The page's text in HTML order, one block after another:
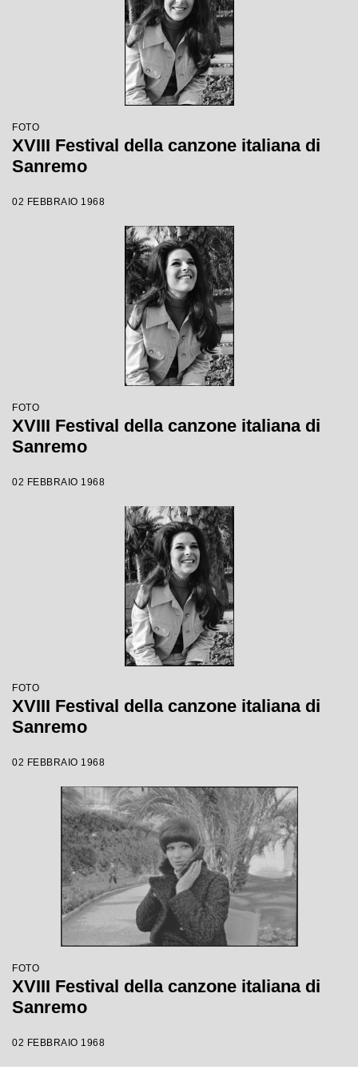
FOTO
XVIII Festival della canzone italiana di
Sanremo
02 FEBBRAIO 1968
FOTO
XVIII Festival della canzone italiana di
Sanremo
02 FEBBRAIO 1968
FOTO
XVIII Festival della canzone italiana di
Sanremo
02 FEBBRAIO 1968
FOTO
XVIII Festival della canzone italiana di
Sanremo
02 FEBBRAIO 1968